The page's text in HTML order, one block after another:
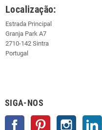
Localização:
Estrada Principal
Granja Park A7
2710-142 Sintra
Portugal
SIGA-NOS
Facebook Pinterest Instagram